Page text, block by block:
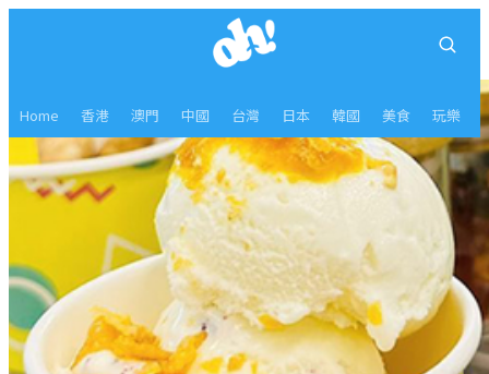
Home 香港 澳門 中國 台灣 日本 韓國 美食 玩樂